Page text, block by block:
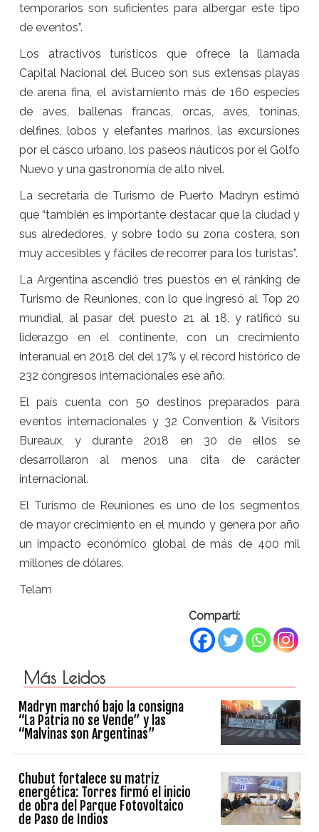
temporarios son suficientes para albergar este tipo
de eventos”.
Los atractivos turísticos que ofrece la llamada
Capital Nacional del Buceo son sus extensas playas
de arena fina, el avistamiento más de 160 especies
de aves, ballenas francas, orcas, aves, toninas,
delfines, lobos y elefantes marinos, las excursiones
por el casco urbano, los paseos náuticos por el Golfo
Nuevo y una gastronomía de alto nivel.
La secretaria de Turismo de Puerto Madryn estimó
que “también es importante destacar que la ciudad y
sus alrededores, y sobre todo su zona costera, son
muy accesibles y fáciles de recorrer para los turistas”.
La Argentina ascendió tres puestos en el ránking de
Turismo de Reuniones, con lo que ingresó al Top 20
mundial, al pasar del puesto 21 al 18, y ratificó su
liderazgo en el continente, con un crecimiento
interanual en 2018 del del 17% y el récord histórico de
232 congresos internacionales ese año.
El país cuenta con 50 destinos preparados para
eventos internacionales y 32 Convention & Visitors
Bureaux, y durante 2018 en 30 de ellos se
desarrollaron al menos una cita de carácter
internacional.
El Turismo de Reuniones es uno de los segmentos
de mayor crecimiento en el mundo y genera por año
un impacto económico global de más de 400 mil
millones de dólares.
Telam
Compartí:
Más Leidos
Madryn marchó bajo la consigna
“La Patria no se Vende” y las
“Malvinas son Argentinas”
Chubut fortalece su matriz
energética: Torres firmó el inicio
de obra del Parque Fotovoltaico
de Paso de Indios